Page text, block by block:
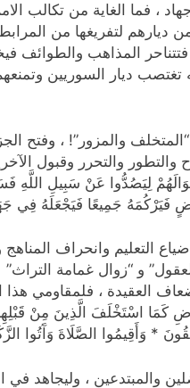
فما الغاية من تكالب
لتفريغها من
المذاهب والطوائف
ديار السوريين وتمنعهم
والمزور”! ، وفتح
والتطور والتحرر وقبول
لِيَصُدُّوا عَنْ سَبِيلِ اللَّهِ
فَيَرْكُمَهُ جَمِيعًا فَيَجْعَلَهُ فِي
التعليم وانحراف المناهج
العقول” و “زوال غمامة
العقيدة ، فلمقاومي
كَمَا اسْتَخْلَفَ الَّذِينَ مِنْ
* وَأَقِيمُوا الصَّلَاةَ وَآَتُوا
والمبتدعين ، وليجاهد